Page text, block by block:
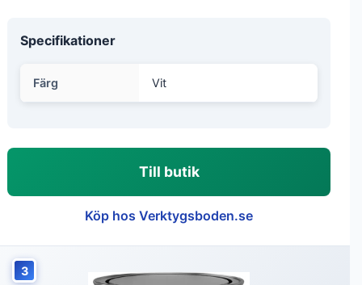
Specifikationer
Färg Vit
Till butik
Köp hos Verktygsboden.se
3